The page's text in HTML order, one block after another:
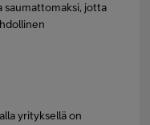
saumattomaksi, jotta
yrityksellä on